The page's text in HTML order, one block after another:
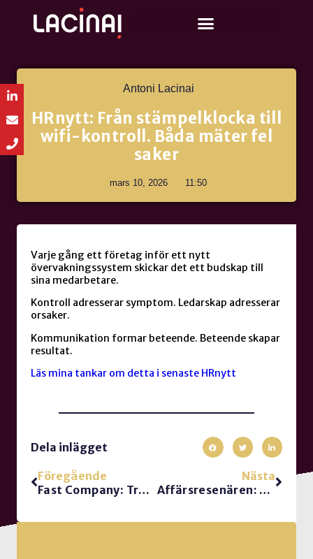
Antoni Lacinai
HRnytt: Från stämpelklocka till
wifi-kontroll. Båda mäter fel
saker
mars 10, 2026 11:50
Varje gång ett företag inför ett nytt
övervakningssystem skickar det ett budskap till
sina medarbetare.
Kontroll adresserar symptom. Ledarskap adresserar
orsaker.
Kommunikation formar beteende. Beteende skapar
resultat.
Läs mina tankar om detta i senaste HRnytt
Dela inlägget
Föregående
Fast Company: Transparency vs Clarity. När ledarskapet blandar ihop dem.
Nästa
Affärsresenären: Är det dags att sluta snacka arbetsglädje?